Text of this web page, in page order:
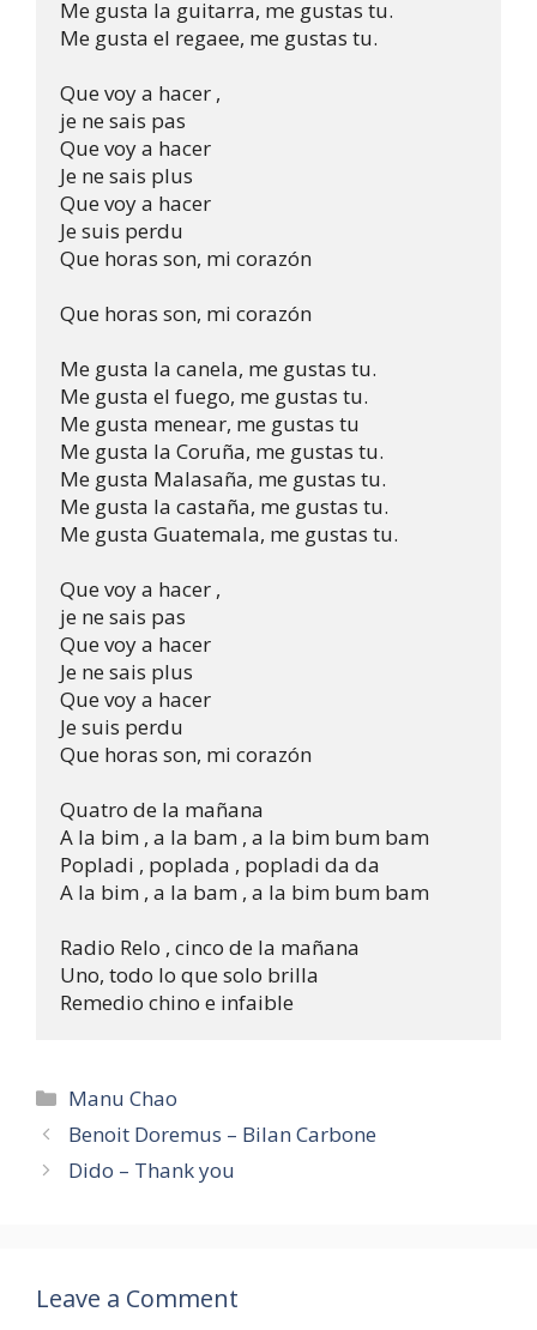
Me gusta la guitarra, me gustas tu.
Me gusta el regaee, me gustas tu.
Que voy a hacer ,
je ne sais pas
Que voy a hacer
Je ne sais plus
Que voy a hacer
Je suis perdu
Que horas son, mi corazón
Que horas son, mi corazón
Me gusta la canela, me gustas tu.
Me gusta el fuego, me gustas tu.
Me gusta menear, me gustas tu
Me gusta la Coruña, me gustas tu.
Me gusta Malasaña, me gustas tu.
Me gusta la castaña, me gustas tu.
Me gusta Guatemala, me gustas tu.
Que voy a hacer ,
je ne sais pas
Que voy a hacer
Je ne sais plus
Que voy a hacer
Je suis perdu
Que horas son, mi corazón
Quatro de la mañana
A la bim , a la bam , a la bim bum bam
Popladi , poplada , popladi da da
A la bim , a la bam , a la bim bum bam
Radio Relo , cinco de la mañana
Uno, todo lo que solo brilla
Categories
Manu Chao
Benoit Doremus – Bilan Carbone
Dido – Thank you
Leave a Comment